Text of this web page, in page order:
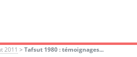
2011 >Tafsut 1980 : témoignages...